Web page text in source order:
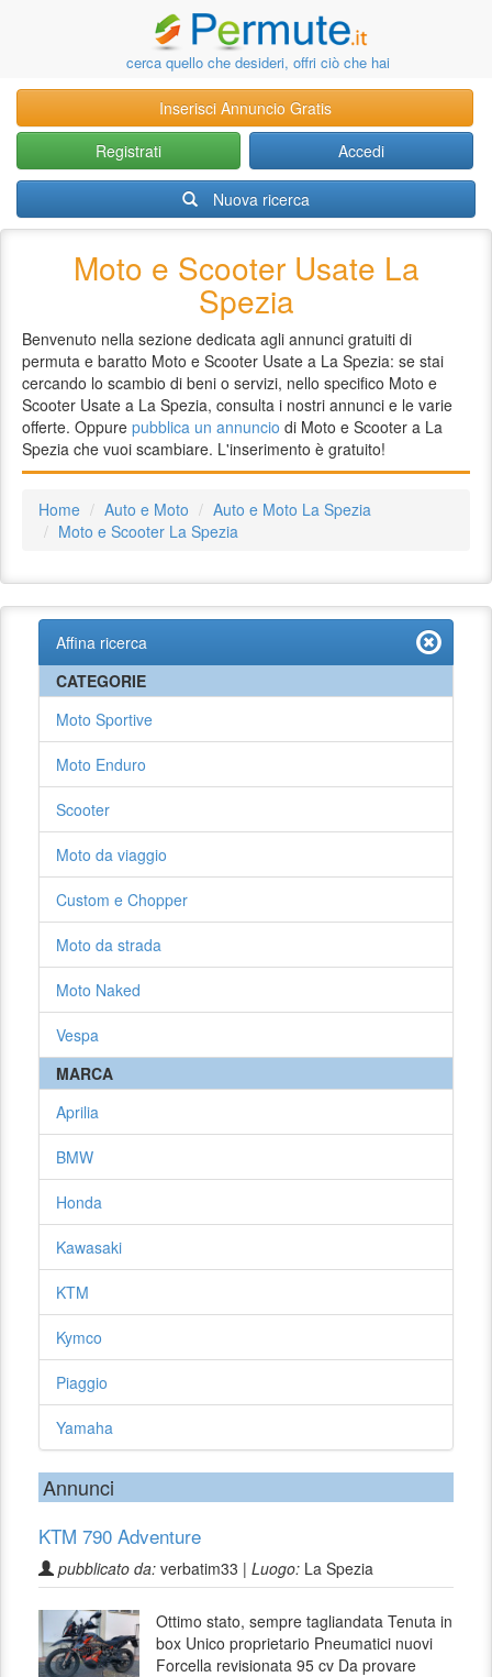
cerca quello che desideri, offri ciò che hai
Inserisci Annuncio Gratis
Registrati
Accedi
Nuova ricerca
Moto e Scooter Usate La
Spezia
Benvenuto nella sezione dedicata agli annunci gratuiti di
permuta e baratto Moto e Scooter Usate a La Spezia: se stai
cercando lo scambio di beni o servizi, nello specifico Moto e
Scooter Usate a La Spezia, consulta i nostri annunci e le varie
offerte. Oppure pubblica un annuncio di Moto e Scooter a La
Spezia che vuoi scambiare. L'inserimento è gratuito!
Home Auto e Moto
Auto e Moto La Spezia
Moto e Scooter La Spezia
Affina ricerca
CATEGORIE
Moto Sportive
Moto Enduro
Scooter
Moto da viaggio
Custom e Chopper
Moto da strada
Moto Naked
Vespa
MARCA
Aprilia
BMW
Honda
Kawasaki
KTM
Kymco
Piaggio
Yamaha
Annunci
KTM 790 Adventure
pubblicato da: verbatim33 | Luogo: La Spezia
Ottimo stato, sempre tagliandata Tenuta in
box Unico proprietario Pneumatici nuovi
Forcella revisionata 95 cv Da provare